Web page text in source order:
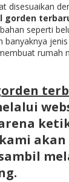
disesuaikan
gorden
seperti
banyaknya
rumah